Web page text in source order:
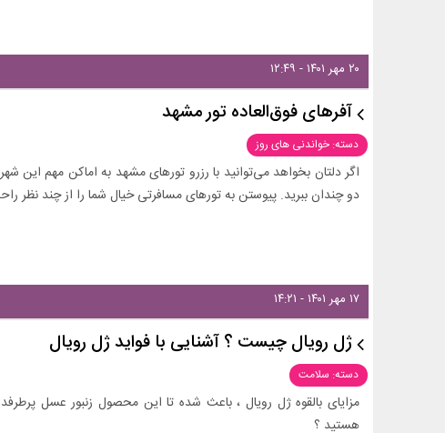
۲۰ مهر ۱۴۰۱ - ۱۲:۴۹
آفرهای فوق‌العاده تور مشهد
دسته: خواندنی های روز
اگر دلتان بخواهد می‌توانید با رزرو تورهای مشهد به اماکن مهم این
دو چندان ببرید. پیوستن به تورهای مسافرتی خیال شما را از چند نظر
۱۷ مهر ۱۴۰۱ - ۱۴:۲۱
ژل رویال چیست ؟ آشنایی با فواید ژل رویال
دسته: سلامت
مزایای بالقوه ژل رویال ، باعث شده تا این محصول زنبور عسل
هستید ؟